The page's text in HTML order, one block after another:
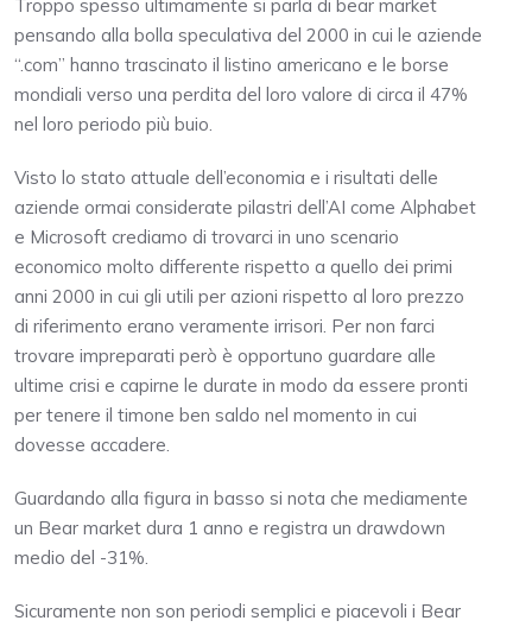
Troppo spesso ultimamente si parla di bear market
pensando alla bolla speculativa del 2000 in cui le aziende
“.com” hanno trascinato il listino americano e le borse
mondiali verso una perdita del loro valore di circa il 47%
nel loro periodo più buio.
Visto lo stato attuale dell’economia e i risultati delle
aziende ormai considerate pilastri dell’AI come Alphabet
e Microsoft crediamo di trovarci in uno scenario
economico molto differente rispetto a quello dei primi
anni 2000 in cui gli utili per azioni rispetto al loro prezzo
di riferimento erano veramente irrisori. Per non farci
trovare impreparati però è opportuno guardare alle
ultime crisi e capirne le durate in modo da essere pronti
per tenere il timone ben saldo nel momento in cui
dovesse accadere.
Guardando alla figura in basso si nota che mediamente
un Bear market dura 1 anno e registra un drawdown
medio del -31%.
Sicuramente non son periodi semplici e piacevoli i Bear